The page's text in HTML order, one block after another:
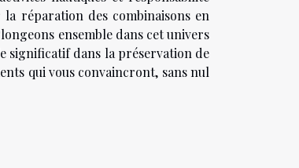
réparation des combinaisons en
ensemble dans cet univers
significatif dans la préservation de
qui vous convaincront, sans nul